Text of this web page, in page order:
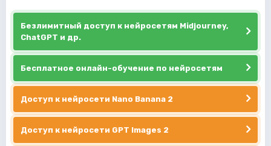
Безлимитный доступ к нейросетям Midjourney,
ChatGPT и др.
Бесплатное онлайн-обучение по нейросетям
Доступ к нейросети Nano Banana 2
Доступ к нейросети GPT Images 2